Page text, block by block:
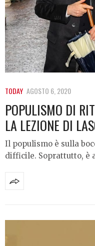
TODAY AGOSTO 6, 2020
POPULISMO DI
LA LEZIONE DI
Il populismo è sulla
difficile. Soprattutto, è